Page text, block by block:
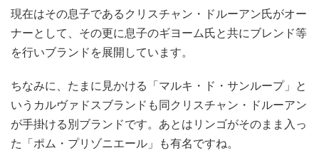
現在はその息子であるクリスチャン・ドルーアン氏がオー
ナーとして、その更に息子のギヨーム氏と共にブレンド等
を行いブランドを展開しています。
ちなみに、たまに見かける「マルキ・ド・サンループ」と
いうカルヴァドスブランドも同クリスチャン・ドルーアン
が手掛ける別ブランドです。あとはリンゴがそのまま入っ
た「ポム・プリゾニエール」も有名ですね。